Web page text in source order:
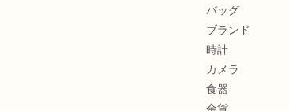
バッグ
ブランド
時計
カメラ
食器
金貨